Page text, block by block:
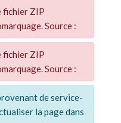
fichier ZIP
Source :
fichier ZIP
Source :
de service-
la page dans